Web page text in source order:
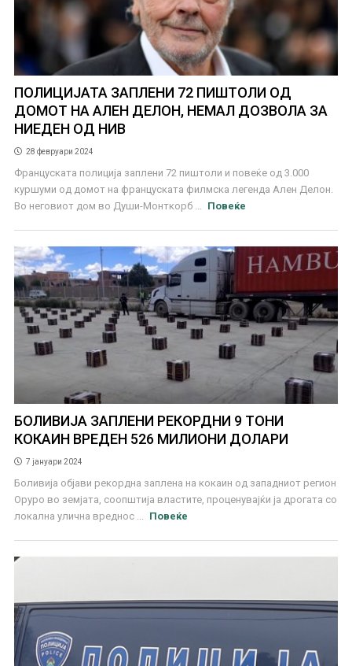
ПОЛИЦИЈАТА ЗАПЛЕНИ 72 ПИШТОЛИ ОД
ДОМОТ НА АЛЕН ДЕЛОН, НЕМАЛ ДОЗВОЛА ЗА
НИЕДЕН ОД НИВ
28 февруари 2024
Француската полиција заплени 72 пиштоли и повеќе од 3.000
куршуми од домот на француската филмска легенда Ален Делон.
Во неговиот дом во Души-Монткорб ...
Повеќе
БОЛИВИЈА ЗАПЛЕНИ РЕКОРДНИ 9 ТОНИ
КОКАИН ВРЕДЕН 526 МИЛИОНИ ДОЛАРИ
7 јануари 2024
Боливија објави рекордна заплена на кокаин од западниот регион
Оруро во земјата, соопштија властите, проценувајќи ја дрогата со
локална улична вреднос ...
Повеќе